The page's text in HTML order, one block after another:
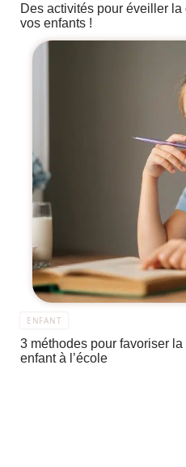
Des activités pour éveiller
vos enfants !
ENFANT
3 méthodes pour favoriser
enfant à l’école